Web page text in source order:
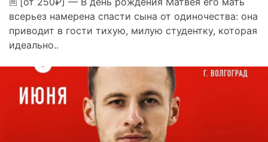
всерьез намерена спасти сына от одиночества: она
приводит в гости тихую, милую студентку, которая
идеально..